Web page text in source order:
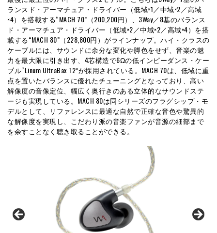
ランスド・アーマチュア・ドライバー（低域×1／中域×2／高域
×4）を搭載する“MACH 70”（200,200円）、3Way／8基のバランス
ド・アーマチュア・ドライバー（低域×2／中域×2／高域×4）を搭
載する“MACH 80”（228,800円）がラインナップ。ハイ・クラスの
ケーブルには、サウンドに余分な変化や脚色をせず、音楽の魅
力を最大限に引き出す、4芯構造で6Ωの低インピーダンス・ケー
ブル“Linum UltraBax T2”が採用されている。MACH 70は、低域に重
点を置いたバランスに優れたチューニングとなっており、高い
解像度の音像定位、幅広く奥行きのある立体的なサウンドステ
ージも実現している。MACH 80は同シリーズのフラグシップ・モ
デルとして、リファレンスに最適な自然で正確な音色や驚異的
な解像度を実現し、こだわり派の音楽ファンが音源の細部まで
を余すことなく聴き取ることができる。